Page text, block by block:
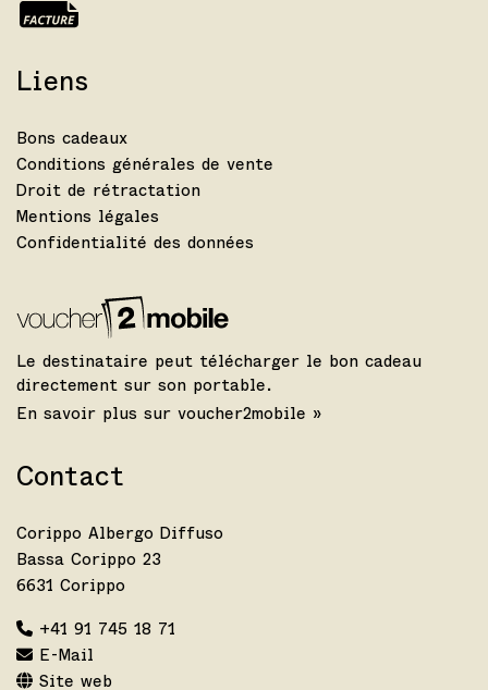
Liens
Bons cadeaux
Conditions générales de vente
Droit de rétractation
Mentions légales
Confidentialité des données
Le destinataire peut télécharger le bon cadeau
directement sur son portable.
En savoir plus sur voucher2mobile »
Contact
Corippo Albergo Diffuso
Bassa Corippo 23
6631 Corippo
+41 91 745 18 71
E-Mail
Site web